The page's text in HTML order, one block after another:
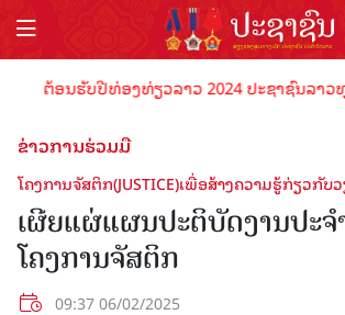
ຕ້ອນຮັບປີທ່ອງທ່ຽວລາວ 2024 ປະຊາຊົນລາວ
ຂ່າວການຮ່ວມມື
ໂຄງການຈັສຕິກ(JUSTICE)ເພື່ອສ້າງຄວາມຮູ້ກ່ຽວກັ
ເຜີຍແຜ່ແຜນປະຕິບັດງານປະຈໍ
ໂຄງການຈັສຕິກ
09:37 06/02/2025